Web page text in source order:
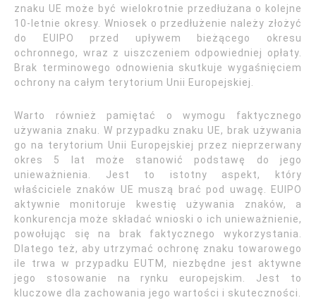
znaku UE może być wielokrotnie przedłużana o kolejne
10-letnie okresy. Wniosek o przedłużenie należy złożyć
do EUIPO przed upływem bieżącego okresu
ochronnego, wraz z uiszczeniem odpowiedniej opłaty.
Brak terminowego odnowienia skutkuje wygaśnięciem
ochrony na całym terytorium Unii Europejskiej.
Warto również pamiętać o wymogu faktycznego
używania znaku. W przypadku znaku UE, brak używania
go na terytorium Unii Europejskiej przez nieprzerwany
okres 5 lat może stanowić podstawę do jego
unieważnienia. Jest to istotny aspekt, który
właściciele znaków UE muszą brać pod uwagę. EUIPO
aktywnie monitoruje kwestię używania znaków, a
konkurencja może składać wnioski o ich unieważnienie,
powołując się na brak faktycznego wykorzystania.
Dlatego też, aby utrzymać ochronę znaku towarowego
ile trwa w przypadku EUTM, niezbędne jest aktywne
jego stosowanie na rynku europejskim. Jest to
kluczowe dla zachowania jego wartości i skuteczności.